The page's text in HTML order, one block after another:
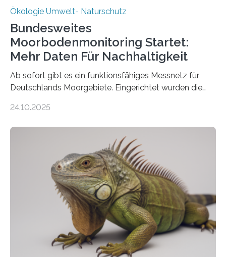
Ökologie Umwelt- Naturschutz
Bundesweites
Moorbodenmonitoring Startet:
Mehr Daten Für Nachhaltigkeit
Ab sofort gibt es ein funktionsfähiges Messnetz für
Deutschlands Moorgebiete. Eingerichtet wurden die
vergangenen fünf Jahren von Wissenschaftlerinnen
heutigen Donnerstag übergeben sie ihren Bericht zur
Aufbauphase an den Auftraggeber, das
Bundesministerium für Landwirtschaft, Ernährung und
Heimat. Braunschweig/Eberswalde (23. Oktober 2025).
Ein Netz aus 155 Messstationen spannt sich neuerdings
über Deutschlands Moorböden. Eingerichtet wurden sie
in den vergangenen fünf Jahren von
Wissenschaftlerinnen und Wissenschaftlern des
Thünen-Instituts für Agrarklimaschutz…
24.10.2025